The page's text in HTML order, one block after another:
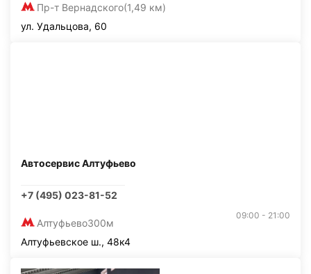
Пр-т Вернадского(1,49 км)
ул. Удальцова, 60
Автосервис Алтуфьево
+7 (495) 023-81-52
Алтуфьево300м
09:00 - 21:00
Алтуфьевское ш., 48к4